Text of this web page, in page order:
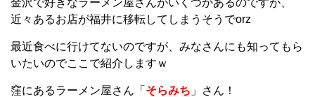
金沢で好きなラーメン屋さんがいくつかあるのですが、
近々あるお店が福井に移転してしまうそうでorz
最近食べに行けてないのですが、みなさんにも知ってもら
いたいのでここで紹介しますｗ
窪にあるラーメン屋さん「 そらみち 」さん！